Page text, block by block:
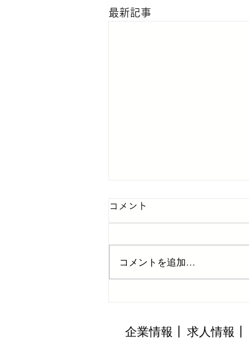
最新記事
カッコイイお仕事
コメント
コメントを追加…
企業情報 ​求人情報┃